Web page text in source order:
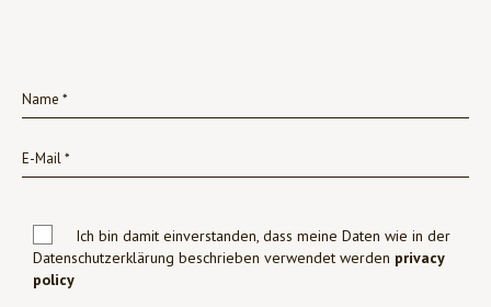
Ich bin damit einverstanden, dass meine Daten wie in der
Datenschutzerklärung beschrieben verwendet werden privacy
policy